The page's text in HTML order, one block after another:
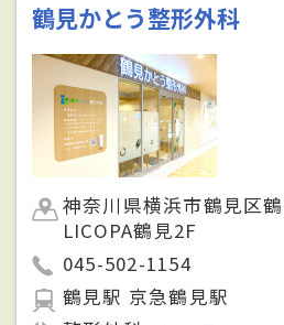
鶴見かとう整形外科
神奈川県横浜市鶴見区
LICOPA鶴見2F
045-502-1154
鶴見駅 京急鶴見駅